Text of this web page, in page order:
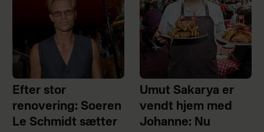
Efter stor
renovering: Soeren
Le Schmidt sætter
Umut Sakarya er
vendt hjem med
Johanne: Nu